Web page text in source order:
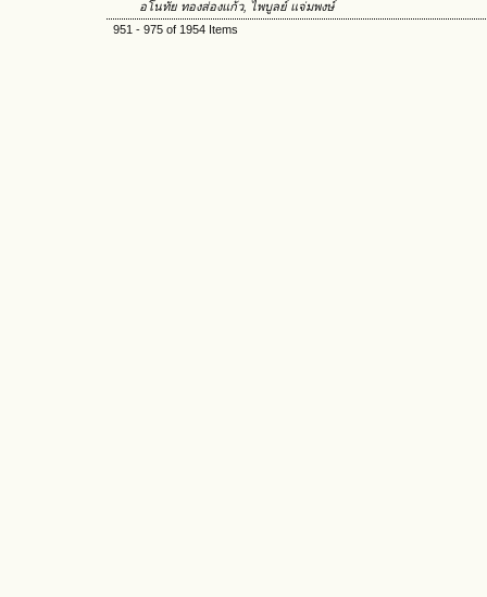
อโนทัย ทองส่องแก้ว, ไพบูลย์ แจ่มพงษ์
951 - 975 of 1954 Items